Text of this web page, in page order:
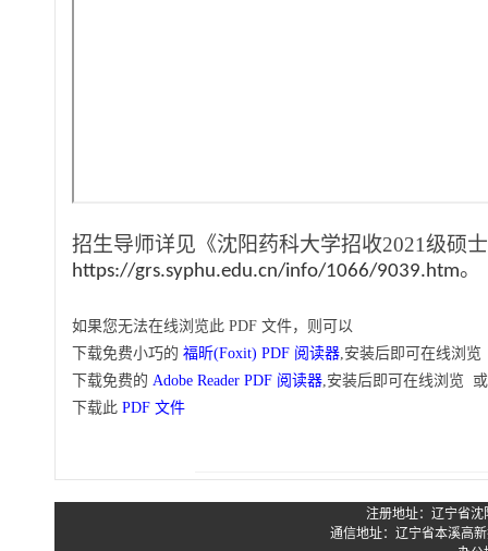
招生导师详见《沈阳药科大学招收2021级硕
https://grs.syphu.edu.cn/info/1066/9039.htm。
如果您无法在线浏览此 PDF 文件，则可以
下载免费小巧的 福昕(Foxit) PDF 阅读器,安装后即可在线浏
下载免费的 Adobe Reader PDF 阅读器,安装后即可在线浏览 或
下载此 PDF 文件
注册地址：辽宁省沈
通信地址：辽宁省本溪高